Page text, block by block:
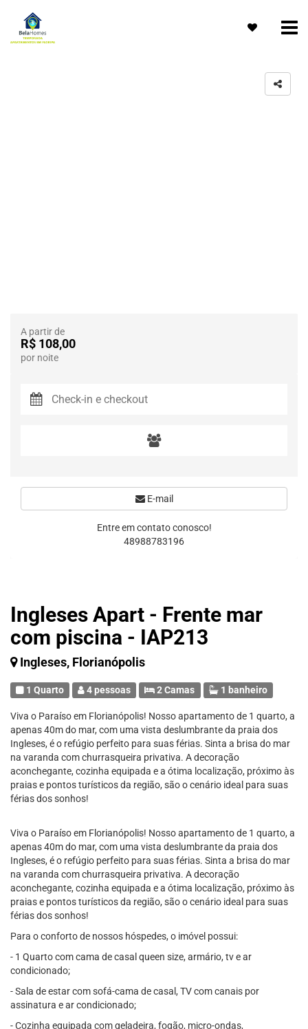
Ingleses Apart - Frente mar
com piscina - IAP213
Ingleses, Florianópolis
1 Quarto 4 pessoas 2 Camas 1 banheiro
Viva o Paraíso em Florianópolis! Nosso apartamento de 1 quarto, a
apenas 40m do mar, com uma vista deslumbrante da praia dos
Ingleses, é o refúgio perfeito para suas férias. Sinta a brisa do mar
na varanda com churrasqueira privativa. A decoração
aconchegante, cozinha equipada e a ótima localização, próximo às
praias e pontos turísticos da região, são o cenário ideal para suas
férias dos sonhos!
Viva o Paraíso em Florianópolis! Nosso apartamento de 1 quarto, a
apenas 40m do mar, com uma vista deslumbrante da praia dos
Ingleses, é o refúgio perfeito para suas férias. Sinta a brisa do mar
na varanda com churrasqueira privativa. A decoração
aconchegante, cozinha equipada e a ótima localização, próximo às
praias e pontos turísticos da região, são o cenário ideal para suas
férias dos sonhos!
Para o conforto de nossos hóspedes, o imóvel possui:
- 1 Quarto com cama de casal queen size, armário, tv e ar
condicionado;
- Sala de estar com sofá-cama de casal, TV com canais por
assinatura e ar condicionado;
- Cozinha equipada com geladeira, fogão, micro-ondas,
A partir de
R$ 108,00
por noite
E-mail
Entre em contato conosco!
48988783196